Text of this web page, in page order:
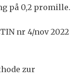
på 0,2 promille.
nr 4/nov 2022
zur